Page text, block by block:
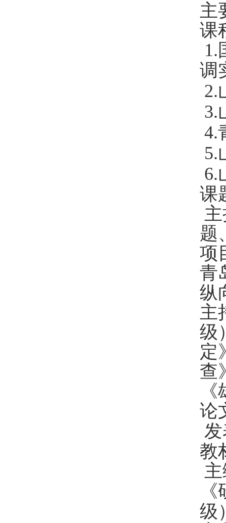
主
课
1.
调
2.
3.
4.
5.
6.
课
题
项
青
纵
主
级
定
查
论
教
级